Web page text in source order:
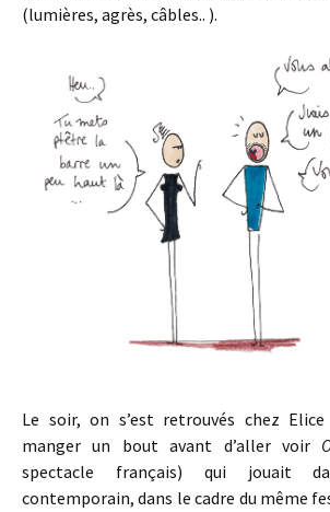
(lumières, agrès, câbles.. ).
Le soir, on s’est retrouvés chez
manger un bout avant d’aller voir
spectacle français) qui jouait
contemporain, dans le cadre du même